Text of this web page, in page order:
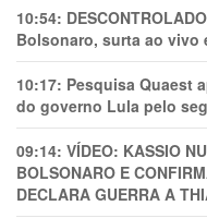
10:54:
Bolsonaro, surta ao vivo
10:17: Pesquisa Quaest
do governo Lula pelo
09:14: VÍDEO: KASSIO
BOLSONARO E
DECLARA GUERRA A